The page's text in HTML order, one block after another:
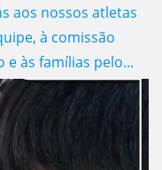
aos nossos atletas
à comissão
às famílias pelo...